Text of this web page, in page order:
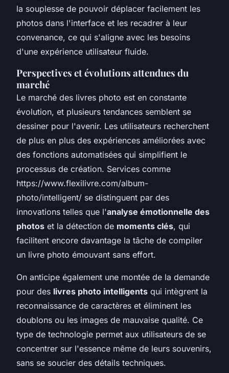
la souplesse de pouvoir déplacer facilement les
photos dans l'interface et les recadrer à leur
convenance, ce qui s'aligne avec les besoins
d'une expérience utilisateur fluide.
Perspectives et évolutions attendues du
marché
Le marché des livres photo est en constante
évolution, et plusieurs tendances semblent se
dessiner pour l'avenir. Les utilisateurs recherchent
de plus en plus des expériences améliorées avec
des fonctions automatisées qui simplifient le
processus de création. Services comme
https://www.flexilivre.com/album-
photo/intelligent/ se distinguent par des
innovations telles que l'analyse émotionnelle des
photos et la détection de moments clés, qui
facilitent encore davantage la tâche de compiler
un livre photo émouvant sans effort.
On anticipe également une montée de la demande
pour des livres photo intelligents qui intègrent la
reconnaissance de caractères et éliminent les
doublons ou les images de mauvaise qualité. Ce
type de technologie permet aux utilisateurs de se
concentrer sur l'essence même de leurs souvenirs,
sans se soucier des détails techniques.